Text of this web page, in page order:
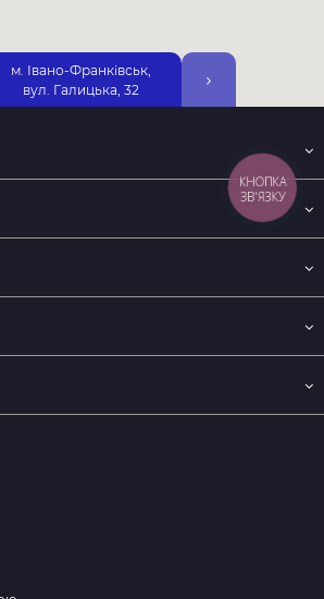
м. Івано-Франківськ,
вул. Галицька, 32
КНОПКА
ЗВ'ЯЗКУ